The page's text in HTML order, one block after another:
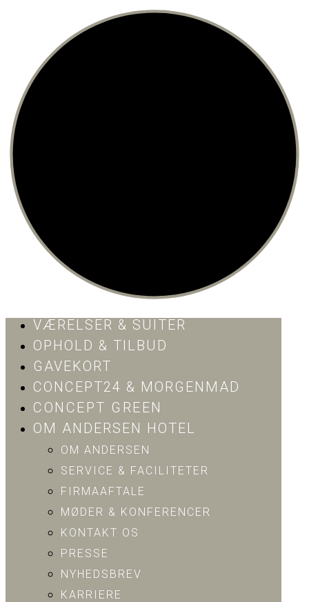
VÆRELSER & SUITER
OPHOLD & TILBUD
GAVEKORT
CONCEPT24 & MORGENMAD
CONCEPT GREEN
OM ANDERSEN HOTEL
OM ANDERSEN
SERVICE & FACILITETER
FIRMAAFTALE
MØDER & KONFERENCER
KONTAKT OS
PRESSE
NYHEDSBREV
KARRIERE